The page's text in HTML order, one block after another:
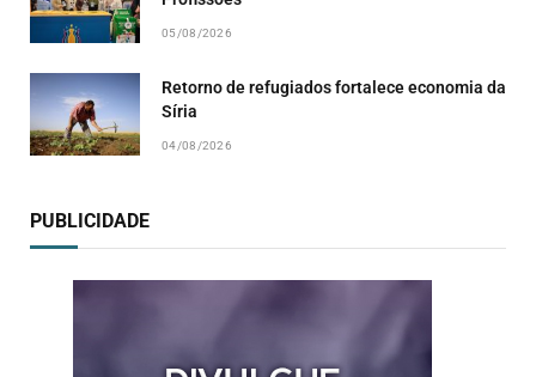
05/08/2026
Retorno de refugiados fortalece economia da
Síria
04/08/2026
PUBLICIDADE